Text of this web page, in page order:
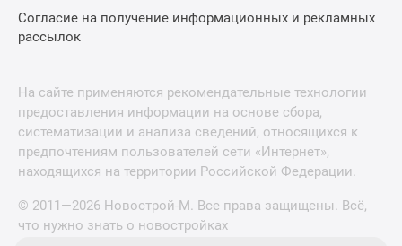
Согласие на получение информационных и рекламных
рассылок
На сайте применяются рекомендательные технологии
предоставления информации на основе сбора,
систематизации и анализа сведений, относящихся к
предпочтениям пользователей сети «Интернет»,
находящихся на территории Российской Федерации.
© 2011—2026 Новострой-М. Все права защищены. Всё,
что нужно знать о новостройках